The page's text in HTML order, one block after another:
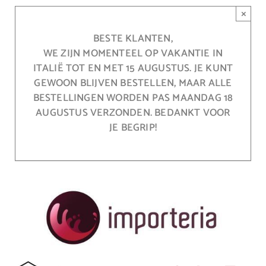
BESTE KLANTEN,
WE ZIJN MOMENTEEL OP VAKANTIE IN
ITALIË TOT EN MET 15 AUGUSTUS. JE KUNT
GEWOON BLIJVEN BESTELLEN, MAAR ALLE
BESTELLINGEN WORDEN PAS MAANDAG 18
AUGUSTUS VERZONDEN. BEDANKT VOOR
JE BEGRIP!
×